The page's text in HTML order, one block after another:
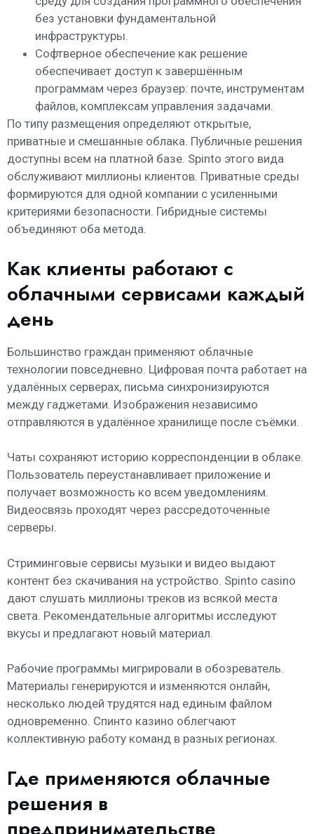
без установки фундаментальной
инфраструктуры.
Софтверное обеспечение как решение
обеспечивает доступ к завершённым
программам через браузер: почте, инструментам
файлов, комплексам управления задачами.
По типу размещения определяют открытые,
приватные и смешанные облака. Публичные решения
доступны всем на платной базе. Spinto этого вида
обслуживают миллионы клиентов. Приватные среды
формируются для одной компании с усиленными
критериями безопасности. Гибридные системы
объединяют оба метода.
Как клиенты работают с
облачными сервисами каждый
день
Большинство граждан применяют облачные
технологии повседневно. Цифровая почта работает на
удалённых серверах, письма синхронизируются
между гаджетами. Изображения независимо
отправляются в удалённое хранилище после съёмки.
Чаты сохраняют историю корреспонденции в облаке.
Пользователь переустанавливает приложение и
получает возможность ко всем уведомлениям.
Видеосвязь проходят через рассредоточенные
серверы.
Стриминговые сервисы музыки и видео выдают
контент без скачивания на устройство. Spinto casino
дают слушать миллионы треков из всякой места
света. Рекомендательные алгоритмы исследуют
вкусы и предлагают новый материал.
Рабочие программы мигрировали в обозреватель.
Материалы генерируются и изменяются онлайн,
несколько людей трудятся над единым файлом
одновременно. Спинто казино облегчают
коллективную работу команд в разных регионах.
Где применяются облачные
решения в